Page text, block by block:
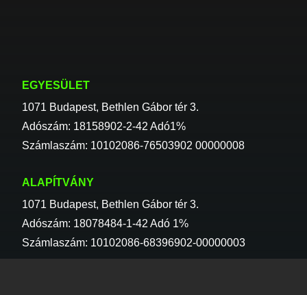
EGYESÜLET
1071 Budapest, Bethlen Gábor tér 3.
Adószám: 18158902-2-42 Adó1%
Számlaszám: 10102086-76503902 00000008
ALAPÍTVÁNY
1071 Budapest, Bethlen Gábor tér 3.
Adószám: 18078484-1-42 Adó 1%
Számlaszám: 10102086-68396902-00000003